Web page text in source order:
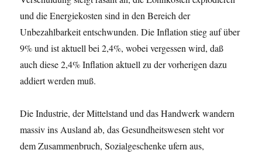
und die Energiekosten sind in den Bereich der
Unbezahlbarkeit entschwunden. Die Inflation stieg auf über
9% und ist aktuell bei 2,4%, wobei vergessen wird, daß
auch diese 2,4% Inflation aktuell zu der vorherigen dazu
addiert werden muß.
Die Industrie, der Mittelstand und das Handwerk wandern
massiv ins Ausland ab, das Gesundheitswesen steht vor
dem Zusammenbruch, Sozialgeschenke ufern aus,